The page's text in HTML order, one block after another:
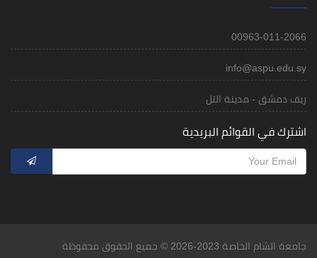
00963-011-2066
info@aspu.edu.sy
ريف دمشق - مدينة التل
اشترك في القوائم البريدية
جامعة الشام الخاصة 2023-2026 © جميع الحقوق محفوظة